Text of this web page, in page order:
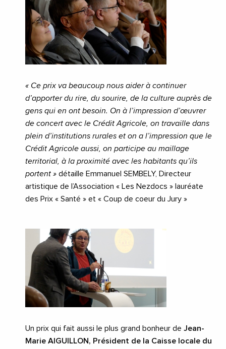
« Ce prix va beaucoup nous aider à continuer
d’apporter du rire, du sourire, de la culture auprès de
gens qui en ont besoin. On à l’impression d’œuvrer
de concert avec le Crédit Agricole, on travaille dans
plein d’institutions rurales et on a l’impression que le
Crédit Agricole aussi, on participe au maillage
territorial, à la proximité avec les habitants qu’ils
portent » détaille Emmanuel SEMBELY, Directeur
artistique de l’Association « Les Nezdocs » lauréate
des Prix « Santé » et « Coup de coeur du Jury »
Un prix qui fait aussi le plus grand bonheur de Jean-
Marie AIGUILLON, Président de la Caisse locale du